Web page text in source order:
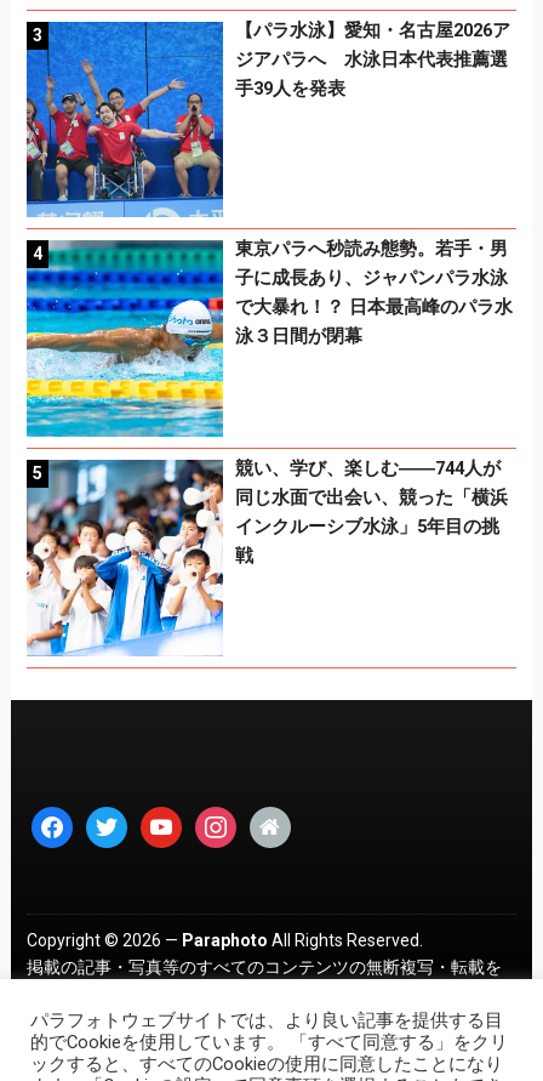
【パラ水泳】愛知・名古屋2026ア
ジアパラへ 水泳日本代表推薦選
手39人を発表
東京パラへ秒読み態勢。若手・男
子に成長あり、ジャパンパラ水泳
で大暴れ！？ 日本最高峰のパラ水
泳３日間が閉幕
競い、学び、楽しむ――744人が
同じ水面で出会い、競った「横浜
インクルーシブ水泳」5年目の挑
戦
facebooktwitter youtubeinstagram
home
Copyright © 2026 — Paraphoto All Rights Reserved.
掲載の記事・写真等のすべてのコンテンツの無断複写・転載を
パラフォトウェブサイトでは、より良い記事を提供する目
的でCookieを使用しています。 「すべて同意する」をクリ
ックすると、すべてのCookieの使用に同意したことになり